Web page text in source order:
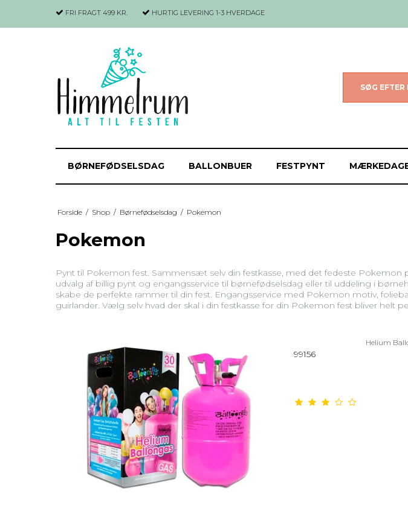
FRI FRAGT 499 KR. HURTIG LEVERING 1-3 HVERDAGE
SØG EFTER
BØRNEFØDSELSDAG BALLONBUER FESTPYNT
Forside / Shop / Børnefødselsdag / Pokemon
Pokemon
Pynt til Pokemon fest. Sammensæt selv din festkasse, med det fedeste
udvalg af billig pynt og engangsservice til børnefødselsdag eller til uddeling i
skabe de perfekte rammer til din fest. Engangsservice med Pokemon motiv,
guirlander. Vælg selv hvad der skal i din festkasse for din Pokemon fest bliver helt
Helium
99156